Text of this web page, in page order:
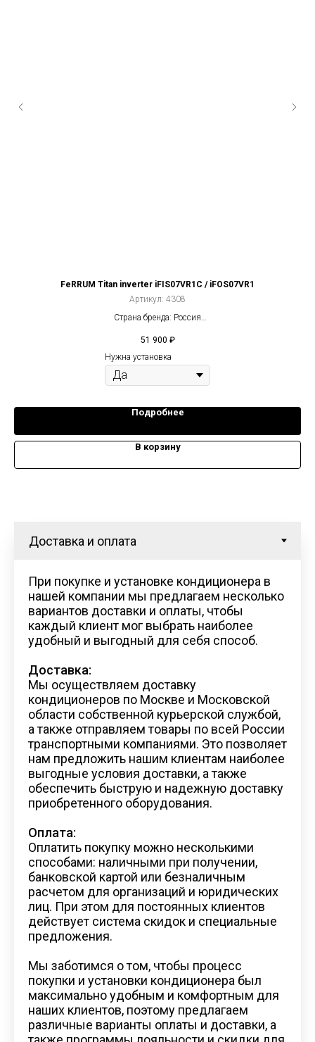
FeRRUM Titan inverter iFIS07VR1С / iFOS07VR1
Артикул: 4308
Страна бренда: Россия
Площадь: 20 м
51 900 ₽
Нужна установка
Подробнее
В корзину
При покупке и установке кондиционера в
нашей компании мы предлагаем несколько
вариантов доставки и оплаты, чтобы
каждый клиент мог выбрать наиболее
удобный и выгодный для себя способ.
Доставка:
Мы осуществляем доставку
кондиционеров по Москве и Московской
области собственной курьерской службой,
а также отправляем товары по всей России
транспортными компаниями. Это позволяет
нам предложить нашим клиентам наиболее
выгодные условия доставки, а также
обеспечить быструю и надежную доставку
приобретенного оборудования.
Оплата:
Оплатить покупку можно несколькими
способами: наличными при получении,
банковской картой или безналичным
расчетом для организаций и юридических
лиц. При этом для постоянных клиентов
действует система скидок и специальные
предложения.
Мы заботимся о том, чтобы процесс
покупки и установки кондиционера был
максимально удобным и комфортным для
наших клиентов, поэтому предлагаем
различные варианты оплаты и доставки, а